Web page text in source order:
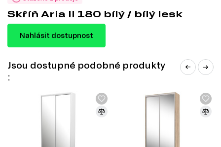
Skříň Aria II 180 bílý / bílý lesk
Nahlásit dostupnost
Jsou dostupné podobné produkty
: